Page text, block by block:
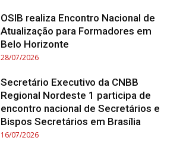
OSIB realiza Encontro Nacional de
Atualização para Formadores em
Belo Horizonte
28/07/2026
Secretário Executivo da CNBB
Regional Nordeste 1 participa de
encontro nacional de Secretários e
Bispos Secretários em Brasília
16/07/2026